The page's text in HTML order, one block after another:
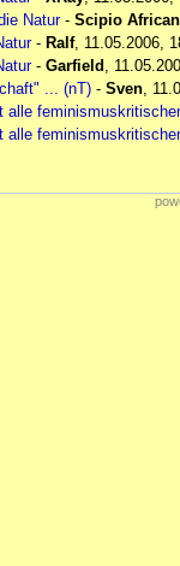
Natur- Scipio
- Ralf, 11.05.2006,
- Garfield
... (nT) - Sven
alle
alle